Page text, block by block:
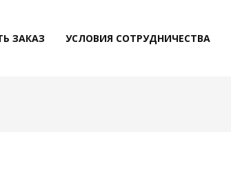
ЗАКАЗ УСЛОВИЯ СОТРУДНИЧЕСТВА